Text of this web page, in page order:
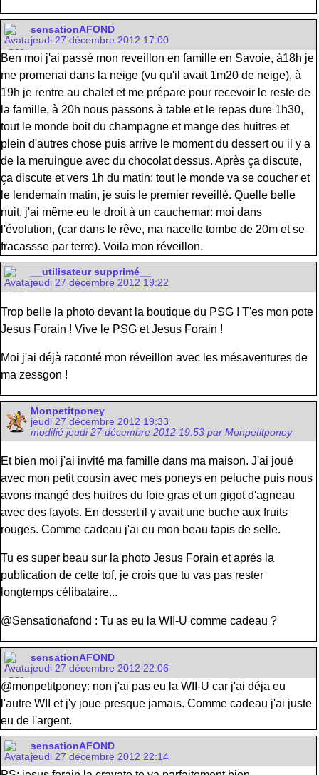
sensationAFOND
jeudi 27 décembre 2012 17:00
Ben moi j'ai passé mon reveillon en famille en Savoie, à18h je
me promenai dans la neige (vu qu'il avait 1m20 de neige), à
19h je rentre au chalet et me prépare pour recevoir le reste de
la famille, à 20h nous passons à table et le repas dure 1h30,
tout le monde boit du champagne et mange des huitres et
plein d'autres chose puis arrive le moment du dessert ou il y a
de la meruingue avec du chocolat dessus. Après ça discute,
ça discute et vers 1h du matin: tout le monde va se coucher et
le lendemain matin, je suis le premier reveillé. Quelle belle
nuit, j'ai même eu le droit à un cauchemar: moi dans
l'évolution, (car dans le rêve, ma nacelle tombe de 20m et se
fracassse par terre). Voila mon réveillon.
__utilisateur supprimé__
jeudi 27 décembre 2012 19:22
Trop belle la photo devant la boutique du PSG ! T'es mon pote
Jesus Forain ! Vive le PSG et Jesus Forain !
Moi j'ai déjà raconté mon réveillon avec les mésaventures de
ma zessgon !
Monpetitponey
jeudi 27 décembre 2012 19:33
modifié jeudi 27 décembre 2012 19:53 par Monpetitponey
Et bien moi j'ai invité ma famille dans ma maison. J'ai joué
avec mon petit cousin avec mes poneys en peluche puis nous
avons mangé des huitres du foie gras et un gigot d'agneau
avec des fayots. En dessert il y avait une buche aux fruits
rouges. Comme cadeau j'ai eu mon beau tapis de selle.
Tu es super beau sur la photo Jesus Forain et aprés la
publication de cette tof, je crois que tu vas pas rester
longtemps célibataire...
@Sensationafond : Tu as eu la WII-U comme cadeau ?
sensationAFOND
jeudi 27 décembre 2012 22:06
@monpetitponey: non j'ai pas eu la WII-U car j'ai déja eu
l'autre WII et j'y joue presque jamais. Comme cadeau j'ai juste
eu de l'argent.
sensationAFOND
jeudi 27 décembre 2012 22:14